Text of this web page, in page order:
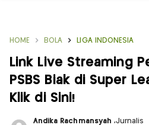
HOME BOLA LIGA INDONESIA
Link Live Streaming
PSBS Biak di Super
Klik di Sini!
Andika Rachmansyah ,Jurnalis